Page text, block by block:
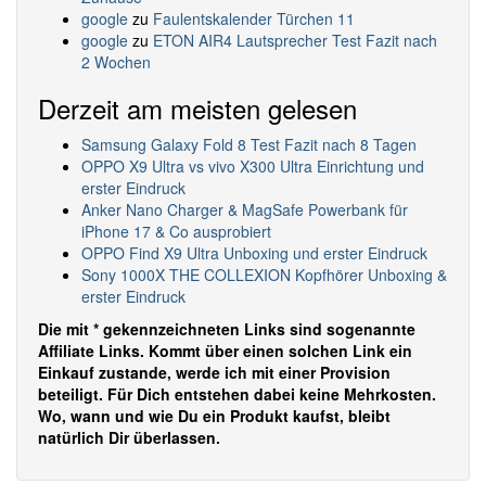
google zu Faulentskalender Türchen 11
google zu ETON AIR4 Lautsprecher Test Fazit nach
2 Wochen
Derzeit am meisten gelesen
Samsung Galaxy Fold 8 Test Fazit nach 8 Tagen
OPPO X9 Ultra vs vivo X300 Ultra Einrichtung und
erster Eindruck
Anker Nano Charger & MagSafe Powerbank für
iPhone 17 & Co ausprobiert
OPPO Find X9 Ultra Unboxing und erster Eindruck
Sony 1000X THE COLLEXION Kopfhörer Unboxing &
erster Eindruck
Die mit * gekennzeichneten Links sind sogenannte
Affiliate Links. Kommt über einen solchen Link ein
Einkauf zustande, werde ich mit einer Provision
beteiligt. Für Dich entstehen dabei keine Mehrkosten.
Wo, wann und wie Du ein Produkt kaufst, bleibt
natürlich Dir überlassen.